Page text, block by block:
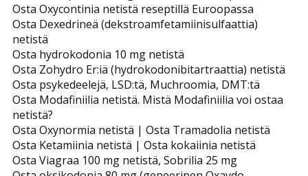
Osta Oxycontinia netistä reseptillä Euroopassa
Osta Dexedrineä (dekstroamfetamiinisulfaattia)
netistä
Osta hydrokodonia 10 mg netistä
Osta Zohydro Er:iä (hydrokodonibitartraattia) netistä
Osta psykedeelejä, LSD:tä, Muchroomia, DMT:tä
Osta Modafiniilia netistä. Mistä Modafiniilia voi ostaa
netistä?
Osta Oxynormia netistä | Osta Tramadolia netistä
Osta Ketamiinia netistä | Osta kokaiinia netistä
Osta Viagraa 100 mg netistä, Sobrilia 25 mg